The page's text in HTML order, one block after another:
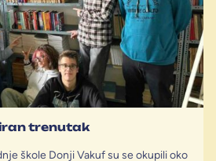
trenutak
škole Donji Vakuf su se okupili oko